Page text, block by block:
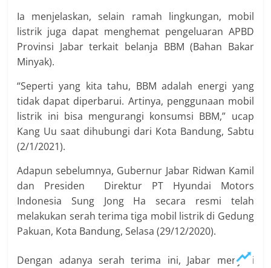
Ia menjelaskan, selain ramah lingkungan, mobil
listrik juga dapat menghemat pengeluaran APBD
Provinsi Jabar terkait belanja BBM (Bahan Bakar
Minyak).
“Seperti yang kita tahu, BBM adalah energi yang
tidak dapat diperbarui. Artinya, penggunaan mobil
listrik ini bisa mengurangi konsumsi BBM,” ucap
Kang Uu saat dihubungi dari Kota Bandung, Sabtu
(2/1/2021).
Adapun sebelumnya, Gubernur Jabar Ridwan Kamil
dan Presiden Direktur PT Hyundai Motors
Indonesia Sung Jong Ha secara resmi telah
melakukan serah terima tiga mobil listrik di Gedung
Pakuan, Kota Bandung, Selasa (29/12/2020).
Dengan adanya serah terima ini, Jabar menjadi